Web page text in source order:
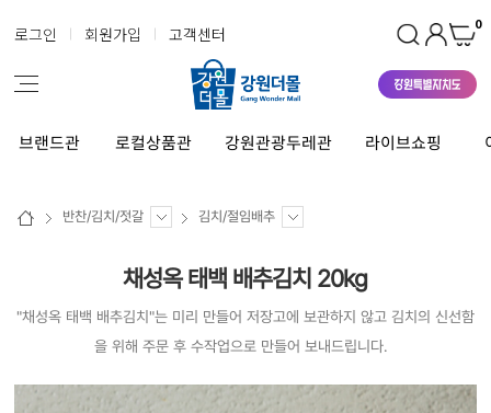
로그인 회원가입 고객센터 0
브랜드관 로컬상품관 강원관광두레관 라이브쇼핑
반찬/김치/젓갈 김치/절임배추
채성옥 태백 배추김치 20kg
"채성옥 태백 배추김치"는 미리 만들어 저장고에 보관하지 않고 김치의 신선함
을 위해 주문 후 수작업으로 만들어 보내드립니다.